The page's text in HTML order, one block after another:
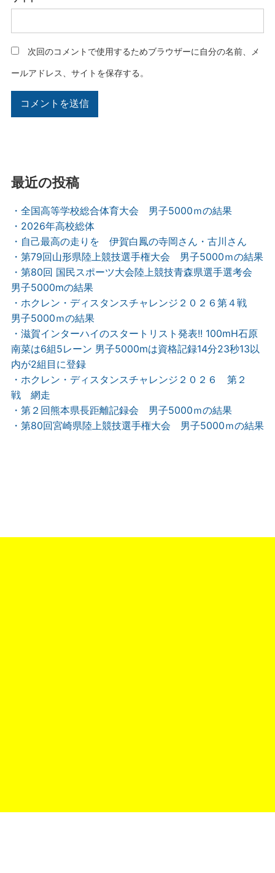
次回のコメントで使用するためブラウザーに自分の名前、メ
ールアドレス、サイトを保存する。
最近の投稿
・全国高等学校総合体育大会 男子5000ｍの結果
・2026年高校総体
・自己最高の走りを 伊賀白鳳の寺岡さん・古川さん
・第79回山形県陸上競技選手権大会 男子5000ｍの結果
・第80回 国民スポーツ大会陸上競技青森県選手選考会
男子5000mの結果
・ホクレン・ディスタンスチャレンジ２０２６第４戦
男子5000ｍの結果
・滋賀インターハイのスタートリスト発表!! 100mH石原
南菜は6組5レーン 男子5000mは資格記録14分23秒13以
内が2組目に登録
・ホクレン・ディスタンスチャレンジ２０２６ 第２
戦 網走
・第２回熊本県長距離記録会 男子5000ｍの結果
・第80回宮崎県陸上競技選手権大会 男子5000ｍの結果